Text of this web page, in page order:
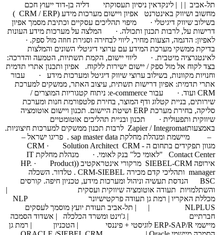
תל-אביב | | | לינקדאין ניסיון תעסוקתי דליה בן-דוד ייעוץ חכם
מחשוב ושיווק באינטרנט אפיון ויישום מערכות מידע (CRM / ERP )
בשילוב שיווק דיגיטלי · מיפוי תהליכים עסקיים וכתיבת מסמך אפיון
דרישות על, לרבות תכנון ותכולה. · המלצה על מערכות מידע העונות
לאפיון: הדגמה, הצעות מחיר, ליווי לבחירה וסגירת חוזה מול ספק. ·
בדיקת ממשקי מערכת המידע עם ערוצי דיגיטלי השונים והמלצות
לאינטגרציה מיטבית. · ליווי יישום, הקמת תשתיות, הטמעה והדרכה:
בצד לקוח אל מול ספק / יישום ישירות ללקוח. אפיון ותכנון אתרי תדמית
וחנויות מקוונות, בשילוב ערוצי שיווק דיגיטל ומערכות מידע · עבור
אתרי תדמית: אפיון דרישות תשתית, עיצוב האתר, ממשקים למערכת
CRM ועוד. · עבור e-commerce: ניתוח קטגוריות המוצרים /
שירותים, בניית קטלוג ודף המוצר, בחירת פלטפורמת חנות ומערכת
סליקה, בחירת מערכת ERP ושיטת היישום. תכנון ויישום אוטומציה
שיווקית ותפעולית · תכנון ובניית תהליכים אוטומטיים
באמצעותZapier / Integromat לרבות תכנון ממשקים למערכות חיצוניות.
– מיישמת ומנהלת מחלקת sap master data . פריגו ישראל –
מגוון תפקידים בתחום ה CRM · Solution Architect CRM -
Contact Center "לאומי כל" בנק לאומי. · מנהלת מחלקת IT
אירופה SIEBEL-CRM מרקורי אינטראקטיב ((HP. · Product
manager ותהליכי קדם מכירה CRM-SIEBEL . טלדור. השכלה
BSC הנדסת תעשיה וניהול ומערכות מידע, טכניון חיפה. קורסים
והשתלמויות תעודה אוטומציה שיווקית ועסקית |
מכללת האקריו | רמת גן תעודה פרקטישיונר NLP
NLPLUS | | תל-אביב תעודת יועץ מוסמך לעסקים
חברתיים | ג'וינט ומשרד הכלכלה | אשדוד הסמכה
מיישמי ERP-SAP/R לוגיסטי + פיננסי | הטכניון | רמת גן